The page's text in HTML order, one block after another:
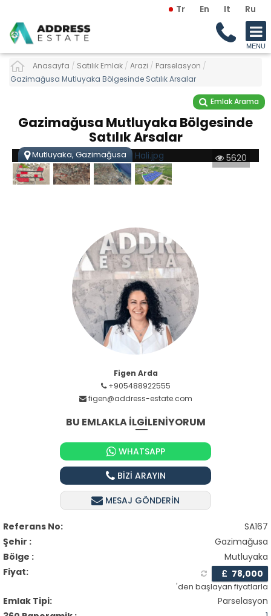
Tr En It Ru
Anasayfa / Satılık Emlak / Arazi / Parselasyon /
Gazimağusa Mutluyaka Bölgesinde Satılık Arsalar
Emlak Arama
Gazimağusa Mutluyaka Bölgesinde
Satılık Arsalar
5620
Mutluyaka, Gazimağusa
Figen Arda
+905488922555
figen@address-estate.com
BU EMLAKLA İLGİLENİYORUM
WHATSAPP
BİZİ ARAYIN
MESAJ GÖNDERİN
Referans No:
SA167
Şehir :
Gazimağusa
Bölge :
Mutluyaka
Fiyat:
£ 78,000
'den başlayan fiyatlarla
Emlak Tipi:
Parselasyon